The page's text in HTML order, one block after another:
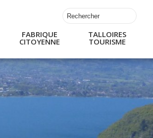
FABRIQUE
CITOYENNE
TALLOIRES
TOURISME